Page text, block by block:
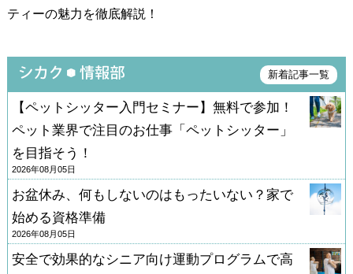
ティーの魅力を徹底解説！
新着記事一覧
【ペットシッター入門セミナー】無料で参加！
ペット業界で注目のお仕事「ペットシッター」
を目指そう！
2026年08月05日
お盆休み、何もしないのはもったいない？家で
始める資格準備
2026年08月05日
安全で効果的なシニア向け運動プログラムで高